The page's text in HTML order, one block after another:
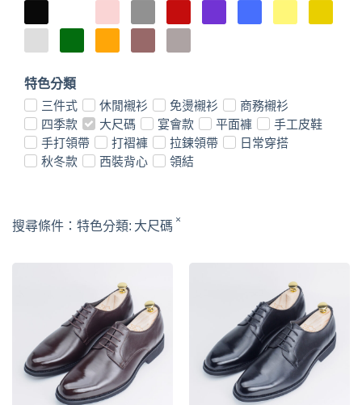
特色分類
三件式
休閒襯衫 免燙襯衫
商務襯衫
四季款
大尺碼 宴會款 平面褲
手工皮鞋
手打領帶
打褶褲 拉鍊領帶
日常穿搭
秋冬款
西裝背心 領結
搜尋條件： 特色分類: 大尺碼 ×